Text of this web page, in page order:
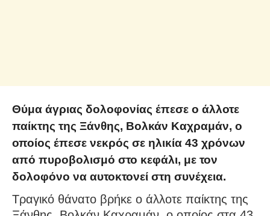
Θύμα άγριας δολοφονίας έπεσε ο άλλοτε
παίκτης της Ξάνθης, Βολκάν Καχραμάν, ο
οποίος έπεσε νεκρός σε ηλικία 43 χρόνων
από πυροβολισμό στο κεφάλι, με τον
δολοφόνο να αυτοκτονεί στη συνέχεια.
Τραγικό θάνατο βρήκε ο άλλοτε παίκτης της